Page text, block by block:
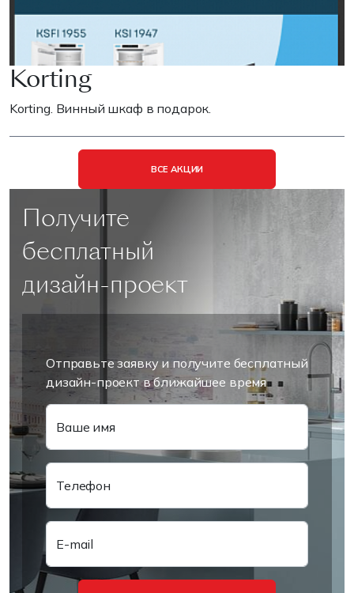
Korting
Korting. Винный шкаф в подарок.
ВСЕ АКЦИИ
Получите
бесплатный
дизайн-проект
Отправьте заявку и получите бесплатный
дизайн-проект в ближайшее время
Ваше имя
Телефон
E-mail